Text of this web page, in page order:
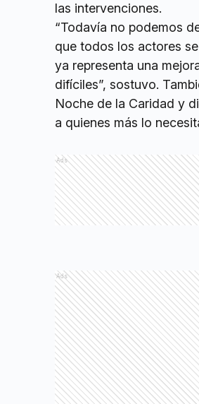
las intervenciones.
“Todavía no podemos
que todos los actores
ya representa una
difíciles”, sostuvo.
Noche de la Caridad y
a quienes más lo
Ads
Ads